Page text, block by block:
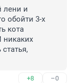
лени и
обойти 3-х
кота
никаких
+8 –0